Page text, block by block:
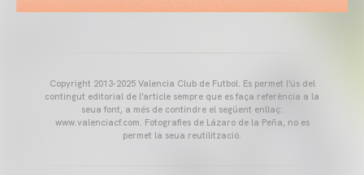
Copyright 2013-2025 Valencia Club de Futbol. Es permet l'ús del
contingut editorial de l'article sempre que es faça referència a la
seua font, a més de contindre el següent enllaç:
www.valenciacf.com. Fotografies de Lázaro de la Peña, no es
permet la seua reutilització.